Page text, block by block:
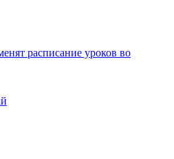
расписание уроков во